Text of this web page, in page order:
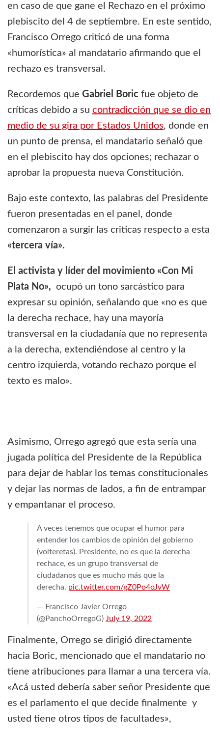
en caso de que gane el Rechazo en el próximo
plebiscito del 4 de septiembre. En este sentido,
Francisco Orrego criticó de una forma
«humorística» al mandatario afirmando que el
rechazo es transversal.
Recordemos que Gabriel Boric fue objeto de
críticas debido a su contradicción que se dio en
medio de su gira por Estados Unidos, donde en
un punto de prensa, el mandatario señaló que
en el plebiscito hay dos opciones; rechazar o
aprobar la propuesta nueva Constitución.
Bajo este contexto, las palabras del Presidente
fueron presentadas en el panel, donde
comenzaron a surgir las criticas respecto a esta
«tercera vía».
El activista y líder del movimiento «Con Mi
Plata No», ocupó un tono sarcástico para
expresar su opinión, señalando que «no es que
la derecha rechace, hay una mayoría
transversal en la ciudadanía que no representa
a la derecha, extendiéndose al centro y la
centro izquierda, votando rechazo porque el
texto es malo».
Asimismo, Orrego agregó que esta sería una
jugada política del Presidente de la República
para dejar de hablar los temas constitucionales
y dejar las normas de lados, a fin de entrampar
y empantanar el proceso.
A veces tenemos que ocupar el humor para
entender los cambios de opinión del gobierno
(volteretas). Presidente, no es que la derecha
rechace, es un grupo transversal de
ciudadanos que es mucho más que la
derecha. pic.twitter.com/gZ0Po4oJvW
— Francisco Javier Orrego
(@PanchoOrregoG) July 19, 2022
Finalmente, Orrego se dirigió directamente
hacia Boric, mencionado que el mandatario no
tiene atribuciones para llamar a una tercera vía.
«Acá usted debería saber señor Presidente que
es el parlamento el que decide finalmente y
usted tiene otros tipos de facultades»,